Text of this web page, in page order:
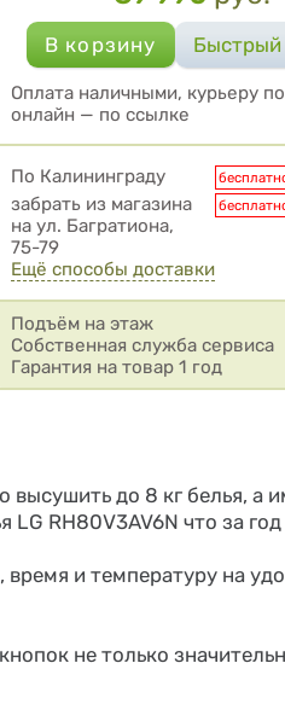
Оплата наличными, курьеру
онлайн — по ссылке
Условия доставки
По Калининграду
забрать из магазина
на ул. Багратиона,
75-79
Ещё способы доставки
Подъём на этаж
Собственная служба сервиса
Гарантия на товар 1 год
высушить до 8 кг белья, а
RH80V3AV6N что за год
и температуру на
не только